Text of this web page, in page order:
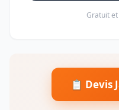
Gratuit
📋 Devis